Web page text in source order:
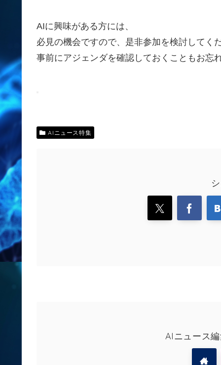
AIに興味がある方には、
必見の機会ですので、是非参加を検討してくだ
事前にアジェンダを確認しておくこともお忘れ
AIニュース特集
AIニュース